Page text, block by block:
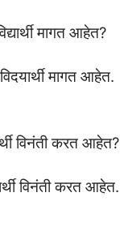
मागत आहेत?
मागत आहेत.
विनंती करत आहेत?
विनंती करत आहेत.